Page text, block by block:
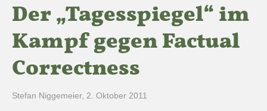
Der „Tagesspiegel“ im
Kampf gegen Factual
Correctness
Stefan Niggemeier, 2. Oktober 2011